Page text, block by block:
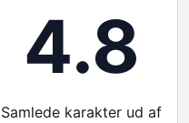
4.8
Samlede karakter ud af